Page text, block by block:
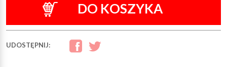
DO KOSZYKA
UDOSTĘPNIJ: